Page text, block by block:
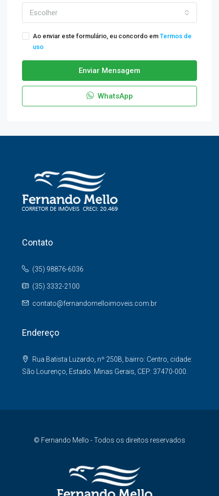
Escolher
Ao enviar este formulário, eu concordo em Termos de
uso
Enviar Mensagem
WhatsApp
Contato
(35) 98876-6036
(35) 3332-2100
contato@fernandomelloimoveis.com.br
Endereço
Rua Batista Luzardo, nº 250B, bairro: Centro, cidade:
São Lourenço, Estado: Minas Gerais, CEP: 37470-000.
© Fernando Mello - Todos os direitos reservados